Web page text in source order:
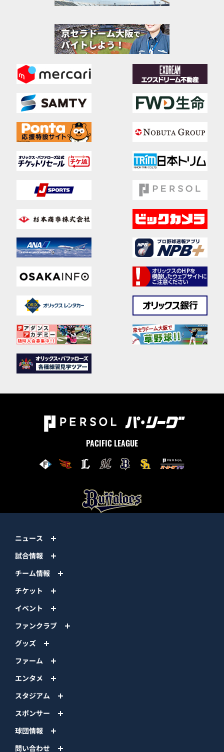
PACIFIC LEAGUE
ニュース
試合情報
チーム情報
チケット
イベント
ファンクラブ
グッズ
ファーム
エンタメ
スタジアム
スポンサー
球団情報
問い合わせ